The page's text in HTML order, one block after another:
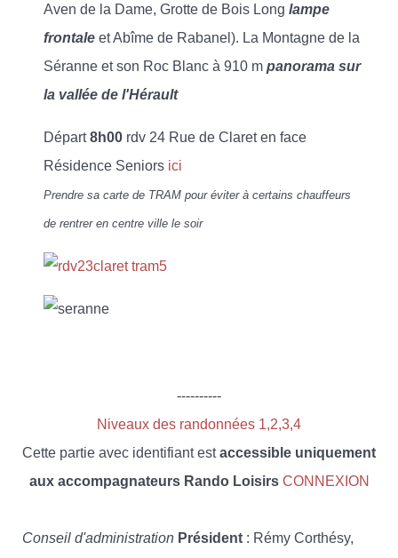
Aven de la Dame, Grotte de Bois Long lampe
frontale et Abîme de Rabanel). La Montagne de la
Séranne et son Roc Blanc à 910 m panorama sur
la vallée de l'Hérault
Départ8h00 rdv 24 Rue de Claret en face
Résidence Seniors ici
Prendre sa carte de TRAM pour éviter à certains chauffeurs
de rentrer en centre ville le soir
----------
Niveaux des randonnées 1,2,3,4
Cette partie avec identifiant estaccessible uniquement
aux accompagnateurs Rando Loisirs CONNEXION
Conseil d'administration Président : Rémy Corthésy,